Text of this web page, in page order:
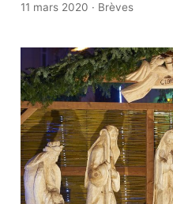
11 mars 2020 · Brèves